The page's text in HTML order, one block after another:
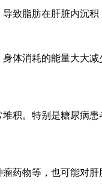
致脂肪在肝脏内沉积
体消耗的能量大大
积。特别是糖尿病
药物等，也可能对肝